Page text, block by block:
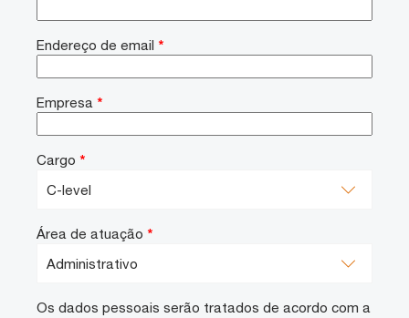
Endereço de email *
Empresa *
Cargo *
Área de atuação *
Os dados pessoais serão tratados de acordo com a